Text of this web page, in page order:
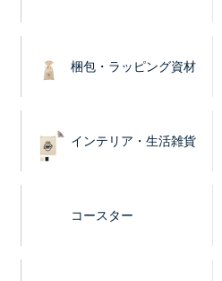
梱包・ラッピング資材
インテリア・生活雑貨
コースター